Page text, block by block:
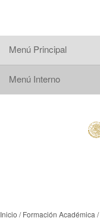
Menú Principal
Menú Interno
Inicio / Formación Académica /